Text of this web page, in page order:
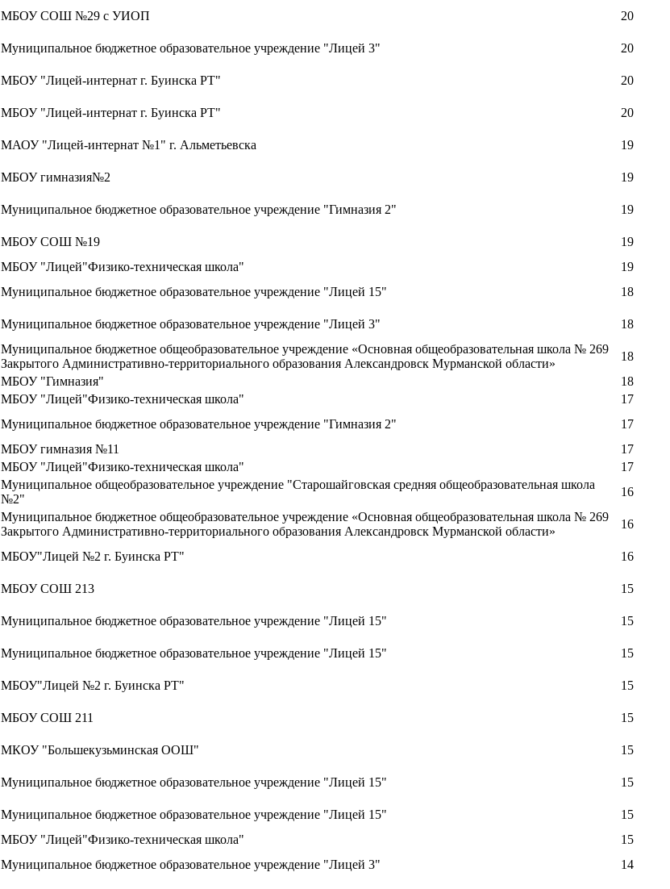
МБОУ СОШ №29 с УИОП 20
Муниципальное бюджетное образовательное учреждение "Лицей 3" 20
МБОУ "Лицей-интернат г. Буинска РТ" 20
МБОУ "Лицей-интернат г. Буинска РТ" 20
МАОУ "Лицей-интернат №1" г. Альметьевска 19
МБОУ гимназия№2 19
Муниципальное бюджетное образовательное учреждение "Гимназия 2" 19
МБОУ СОШ №19
19
МБОУ "Лицей"Физико-техническая школа"
19
Муниципальное бюджетное образовательное учреждение "Лицей 15" 18
Муниципальное бюджетное образовательное учреждение "Лицей 3" 18
Муниципальное бюджетное общеобразовательное учреждение «Основная общеобразовательная школа № 269
Закрытого Административно-территориального образования Александровск Мурманской области»
18
МБОУ "Гимназия"
18
МБОУ "Лицей"Физико-техническая школа"
17
Муниципальное бюджетное образовательное учреждение "Гимназия 2"
17
МБОУ гимназия №11
17
МБОУ "Лицей"Физико-техническая школа"
17
Муниципальное общеобразовательное учреждение "Старошайговская средняя общеобразовательная школа
№2"
16
Муниципальное бюджетное общеобразовательное учреждение «Основная общеобразовательная школа № 269
Закрытого Административно-территориального образования Александровск Мурманской области»
16
МБОУ"Лицей №2 г. Буинска РТ" 16
МБОУ СОШ 213 15
Муниципальное бюджетное образовательное учреждение "Лицей 15" 15
Муниципальное бюджетное образовательное учреждение "Лицей 15" 15
МБОУ"Лицей №2 г. Буинска РТ" 15
МБОУ СОШ 211 15
МКОУ "Большекузьминская ООШ" 15
Муниципальное бюджетное образовательное учреждение "Лицей 15" 15
Муниципальное бюджетное образовательное учреждение "Лицей 15"
15
МБОУ "Лицей"Физико-техническая школа"
15
Муниципальное бюджетное образовательное учреждение "Лицей 3"
14